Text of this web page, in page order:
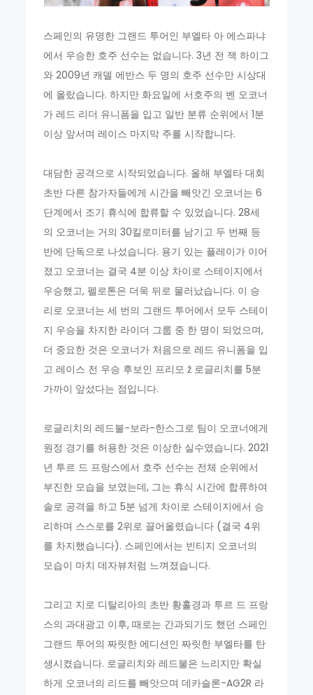
스페인의 유명한 그랜드 투어인 부엘타 아 에스파냐
에서 우승한 호주 선수는 없습니다. 3년 전 잭 하이그
와 2009년 캐델 에반스 두 명의 호주 선수만 시상대
에 올랐습니다. 하지만 화요일에 서호주의 벤 오코너
가 레드 리더 유니폼을 입고 일반 분류 순위에서 1분
이상 앞서며 레이스 마지막 주를 시작합니다.
대담한 공격으로 시작되었습니다. 올해 부엘타 대회
초반 다른 참가자들에게 시간을 빼앗긴 오코너는 6
단계에서 조기 휴식에 합류할 수 있었습니다. 28세
의 오코너는 거의 30킬로미터를 남기고 두 번째 등
반에 단독으로 나섰습니다. 용기 있는 플레이가 이어
졌고 오코너는 결국 4분 이상 차이로 스테이지에서
우승했고, 펠로톤은 더욱 뒤로 물러났습니다. 이 승
리로 오코너는 세 번의 그랜드 투어에서 모두 스테이
지 우승을 차지한 라이더 그룹 중 한 명이 되었으며,
더 중요한 것은 오코너가 처음으로 레드 유니폼을 입
고 레이스 전 우승 후보인 프리모 ž 로글리치를 5분
가까이 앞섰다는 점입니다.
로글리치의 레드불-보라-한스그로 팀이 오코너에게
원정 경기를 허용한 것은 이상한 실수였습니다. 2021
년 투르 드 프랑스에서 호주 선수는 전체 순위에서
부진한 모습을 보였는데, 그는 휴식 시간에 합류하여
솔로 공격을 하고 5분 넘게 차이로 스테이지에서 승
리하며 스스로를 2위로 끌어올렸습니다 (결국 4위
를 차지했습니다). 스페인에서는 빈티지 오코너의
모습이 마치 데자뷰처럼 느껴졌습니다.
그리고 지로 디탈리아의 초반 황홀경과 투르 드 프랑
스의 과대광고 이후, 때로는 간과되기도 했던 스페인
그랜드 투어의 짜릿한 에디션인 짜릿한 부엘타를 탄
생시켰습니다. 로글리치와 레드불은 느리지만 확실
하게 오코너의 리드를 빼앗으며 데카슬론-AG2R 라